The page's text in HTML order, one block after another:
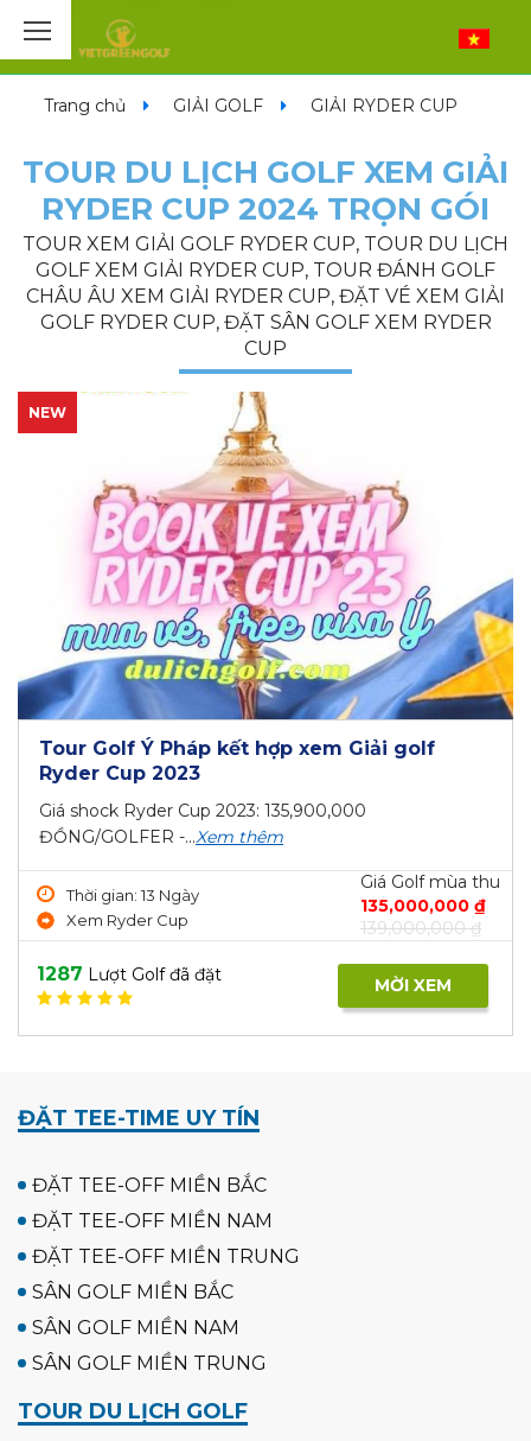
Trang chủ GIẢI GOLF GIẢI RYDER CUP
TOUR DU LỊCH GOLF XEM GIẢI
RYDER CUP 2024 TRỌN GÓI
TOUR XEM GIẢI GOLF RYDER CUP, TOUR DU LỊCH
GOLF XEM GIẢI RYDER CUP, TOUR ĐÁNH GOLF
CHÂU ÂU XEM GIẢI RYDER CUP, ĐẶT VÉ XEM GIẢI
GOLF RYDER CUP, ĐẶT SÂN GOLF XEM RYDER
CUP
NEW
Tour Golf Ý Pháp kết hợp xem Giải golf
Ryder Cup 2023
Giá shock Ryder Cup 2023: 135,900,000
ĐỒNG/GOLFER -...Xem thêm
Thời gian: 13 Ngày
Xem Ryder Cup
Giá Golf mùa thu
135,000,000 ₫
139,000,000 ₫
1287 Lượt Golf đã đặt MỜI XEM
ĐẶT TEE-TIME UY TÍN
ĐẶT TEE-OFF MIỀN BẮC
ĐẶT TEE-OFF MIỀN NAM
ĐẶT TEE-OFF MIỀN TRUNG
SÂN GOLF MIỀN BẮC
SÂN GOLF MIỀN NAM
SÂN GOLF MIỀN TRUNG
TOUR DU LỊCH GOLF